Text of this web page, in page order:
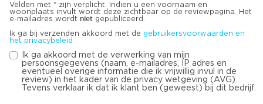
Velden met * zijn verplicht. Indien u een voornaam en
woonplaats invult wordt deze zichtbaar op de reviewpagina. Het
e-mailadres wordt niet gepubliceerd.
Ik ga bij verzenden akkoord met de gebruikersvoorwaarden en
het privacybeleid
Ik ga akkoord met de verwerking van mijn
persoonsgegevens (naam, e-mailadres, IP adres en
eventueel overige informatie die ik vrijwillig invul in de
review) in het kader van de privacy wetgeving (AVG).
Tevens verklaar ik dat ik klant ben (geweest) bij dit bedrijf.